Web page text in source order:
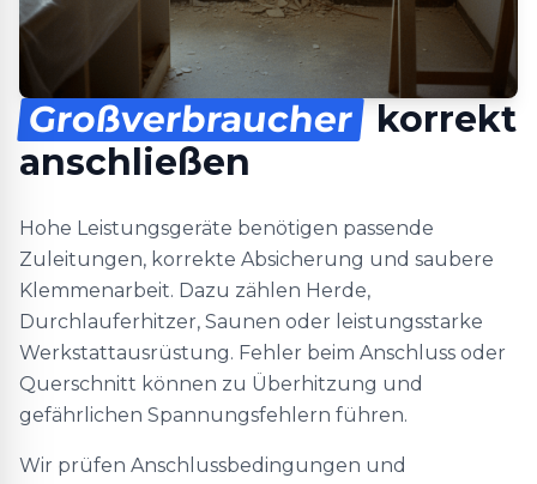
Großverbraucher korrekt
anschließen
Hohe Leistungsgeräte benötigen passende
Zuleitungen, korrekte Absicherung und saubere
Klemmenarbeit. Dazu zählen Herde,
Durchlauferhitzer, Saunen oder leistungsstarke
Werkstattausrüstung. Fehler beim Anschluss oder
Querschnitt können zu Überhitzung und
gefährlichen Spannungsfehlern führen.
Wir prüfen Anschlussbedingungen und